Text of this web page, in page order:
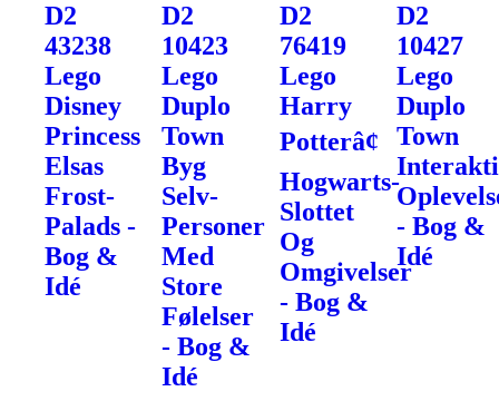
D2
43238
Lego
Disney
Princess
Elsas
Frost-
Palads -
Bog &
Idé
D2
10423
Lego
Duplo
Town
Byg
Selv-
Personer
Med
Store
Følelser
- Bog &
Idé
D2
76419
Lego
Harry
Potterâ¢
Hogwarts-
Slottet
Og
Omgivelser
- Bog &
Idé
D2
10427
Lego
Duplo
Town
- Bog &
Idé